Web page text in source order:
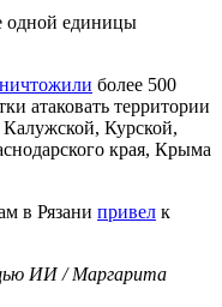
одной единицы
более 500
атаковать территории
Калужской, Курской,
края, Крыма
в Рязани привел к
ИИ / Маргарита